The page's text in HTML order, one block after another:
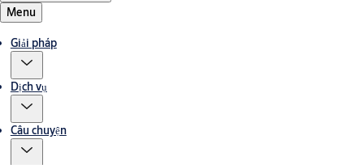
Menu
Giải pháp
Dịch vụ
Câu chuyện